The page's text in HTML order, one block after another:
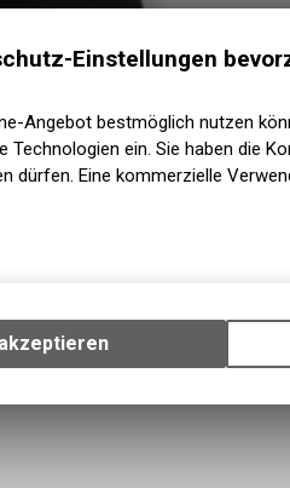
Einstellungen
Angebot bestmöglich nutzen
Technologien ein. Sie haben die
dürfen. Eine kommerzielle
Gerät, um die grundlegenden
des Warenkorbs, zu